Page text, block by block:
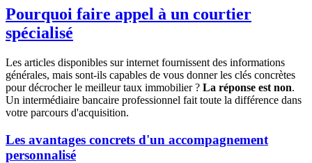
Pourquoi faire appel à un courtier
spécialisé
Les articles disponibles sur internet fournissent des informations
générales, mais sont-ils capables de vous donner les clés concrètes
pour décrocher le meilleur taux immobilier ? La réponse est non.
Un intermédiaire bancaire professionnel fait toute la différence dans
votre parcours d'acquisition.
Les avantages concrets d'un accompagnement
personnalisé